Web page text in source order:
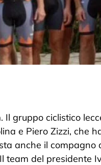
gruppo ciclistico
e Piero Zizzi, che
anche il compagno
team del presidente